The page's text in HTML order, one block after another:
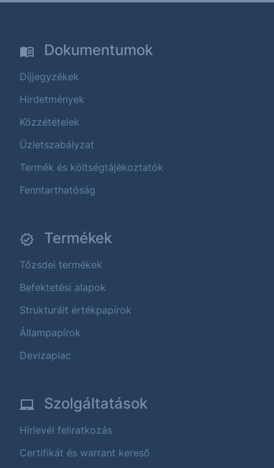
Dokumentumok
Díjjegyzékek
Hirdetmények
Közzétételek
Üzletszabályzat
Termék és költségtájékoztatók
Fenntarthatóság
Termékek
Tőzsdei termékek
Befektetési alapok
Strukturált értékpapírok
Állampapírok
Devizapiac
Szolgáltatások
Hírlevél feliratkozás
Certifikát és warrant kereső